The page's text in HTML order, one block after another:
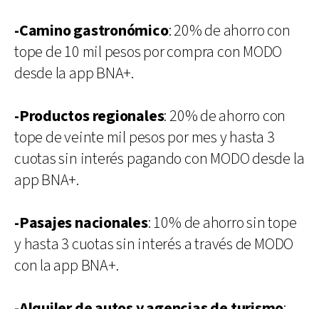
-Camino gastronómico: 20% de ahorro con
tope de 10 mil pesos por compra con MODO
desde la app BNA+.
-Productos regionales: 20% de ahorro con
tope de veinte mil pesos por mes y hasta 3
cuotas sin interés pagando con MODO desde la
app BNA+.
-Pasajes nacionales: 10% de ahorro sin tope
y hasta 3 cuotas sin interés a través de MODO
con la app BNA+.